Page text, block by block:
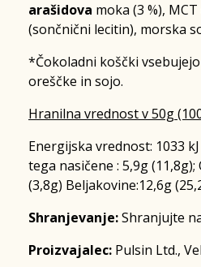
arašidova moka (3 %),
(sončnični lecitin), morska
*Čokoladni koščki
oreščke in sojo.
Hranilna vrednost v 50g
Energijska vrednost: 1033
tega nasičene : 5,9g
(3,8g) Beljakovine:12,6g
Shranjevanje:Shranjujte
Proizvajalec: Pulsin Ltd.,